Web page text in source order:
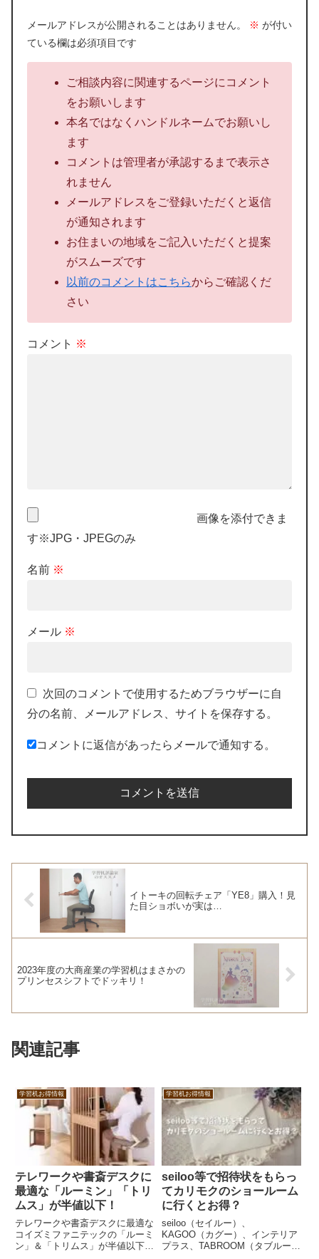
メールアドレスが公開されることはありません。 ※ が付い
ている欄は必須項目です
ご相談内容に関連するページにコメント
をお願いします
本名ではなくハンドルネームでお願いし
ます
コメントは管理者が承認するまで表示さ
れません
メールアドレスをご登録いただくと返信
が通知されます
お住まいの地域をご記入いただくと提案
がスムーズです
以前のコメントはこちらからご確認くだ
さい
コメント ※
画像を添付できま
す※JPG・JPEGのみ
名前 ※
メール ※
次回のコメントで使用するためブラウザーに自
分の名前、メールアドレス、サイトを保存する。
コメントに返信があったらメールで通知する。
イトーキの回転チェア「YE8」購入！見
た目ショボいが実は…
2023年度の大商産業の学習机はまさかの
プリンセスシフトでドッキリ！
関連記事
学習机お得情報
テレワークや書斎デスクに
最適な「ルーミン」「トリ
ムス」が半値以下！
テレワークや書斎デスクに最適な
コイズミファニテックの「ルーミ
ン」＆「トリムス」が半値以下と
学習机お得情報
seiloo等で招待状をもらっ
てカリモクのショールーム
に行くとお得？
seiloo（セイルー）、
KAGOO（カグー）、インテリア
プラス、TABROOM（タブルー